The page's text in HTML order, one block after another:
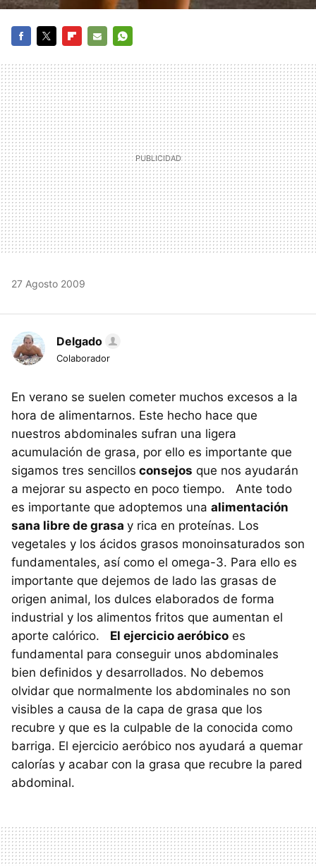
MAIL
27 Agosto 2009
Delgado
Colaborador
En verano se suelen cometer muchos excesos a la
hora de alimentarnos. Este hecho hace que
nuestros abdominales sufran una ligera
acumulación de grasa, por ello es importante que
sigamos tres sencillos consejos que nos ayudarán
a mejorar su aspecto en poco tiempo. Ante todo
es importante que adoptemos una alimentación
sana libre de grasa y rica en proteínas. Los
vegetales y los ácidos grasos monoinsaturados son
fundamentales, así como el omega-3. Para ello es
importante que dejemos de lado las grasas de
origen animal, los dulces elaborados de forma
industrial y los alimentos fritos que aumentan el
aporte calórico. El ejercicio aeróbico es
fundamental para conseguir unos abdominales
bien definidos y desarrollados. No debemos
olvidar que normalmente los abdominales no son
visibles a causa de la capa de grasa que los
recubre y que es la culpable de la conocida como
barriga. El ejercicio aeróbico nos ayudará a quemar
calorías y acabar con la grasa que recubre la pared
abdominal.